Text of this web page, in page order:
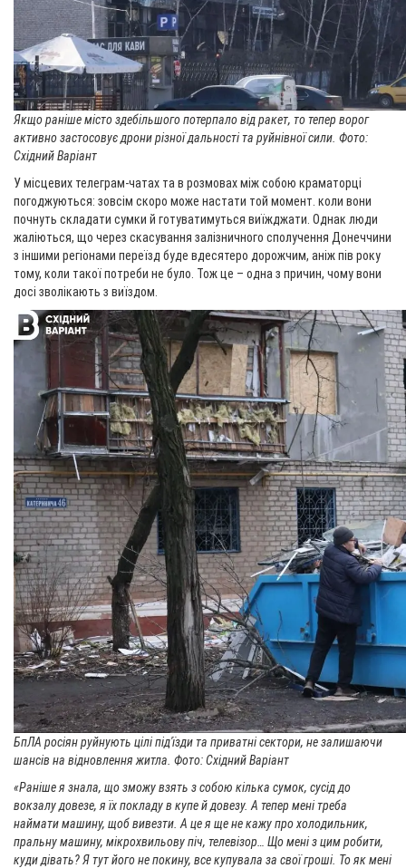
Якщо раніше місто здебільшого потерпало від ракет, то тепер ворог
активно застосовує дрони різної дальності та руйнівної сили. Фото:
Східний Варіант
У місцевих телеграм-чатах та в розмовах між собою краматорці
погоджуються: зовсім скоро може настати той момент. коли вони
почнуть складати сумки й готуватимуться виїжджати. Однак люди
жаліються, що через скасування залізничного сполучення Донеччини
з іншими регіонами переїзд буде вдесятеро дорожчим, аніж пів року
тому, коли такої потреби не було. Тож це – одна з причин, чому вони
досі зволікають з виїздом.
БпЛА росіян руйнують цілі під'їзди та приватні сектори, не залишаючи
шансів на відновлення житла. Фото: Східний Варіант
«Раніше я знала, що зможу взять з собою кілька сумок, сусід до
вокзалу довезе, я їх покладу в купе й довезу. А тепер мені треба
наймати машину, щоб вивезти. А це я ще не кажу про холодильник,
пральну машину, мікрохвильову піч, телевізор… Що мені з цим робити,
куди дівать? Я тут його не покину, все купувала за свої гроші. То як мені